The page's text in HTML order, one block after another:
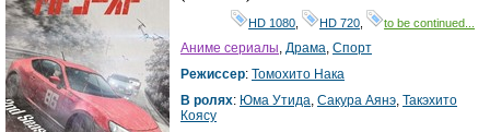
HD 1080 HD 720 to be continued...
Аниме сериалы, Драма, Спорт
Режиссер: Томохито Нака
В ролях: Юма Утида, Сакура Аянэ, Такэхито
Коясу